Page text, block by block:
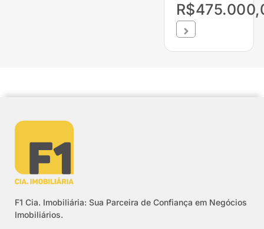
F1 Cia. Imobiliária: Sua Parceira de Confiança em Negócios
Imobiliários.